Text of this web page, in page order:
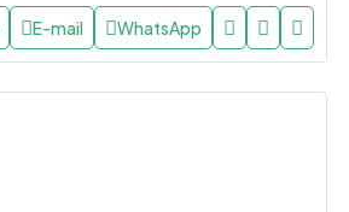
E-mail WhatsApp